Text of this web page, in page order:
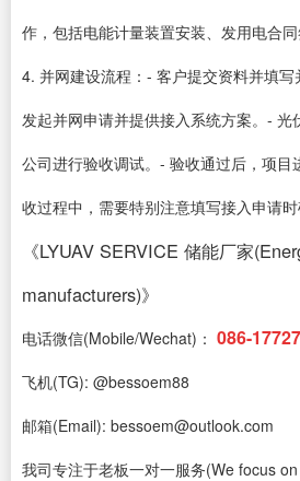
作，包括电能计量装置安装、发用电合
4. 并网建设流程：- 客户提交资料并填
发起并网申请并提供接入系统方案。- 光
公司进行验收调试。- 验收通过后，项目
收过程中，需要特别注意填写接入申请时
《LYUAV SERVICE 储能厂家
manufacturers)》
电话微信(Mobile/Wechat)： 086-
飞机(TG): @bessoem88
邮箱(Email): bessoem@outlook.com
我司专注于老板一对一服务(We focus